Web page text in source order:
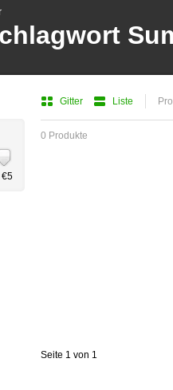
Gitter Liste
0 Produkte
Seite 1 von 1
€5